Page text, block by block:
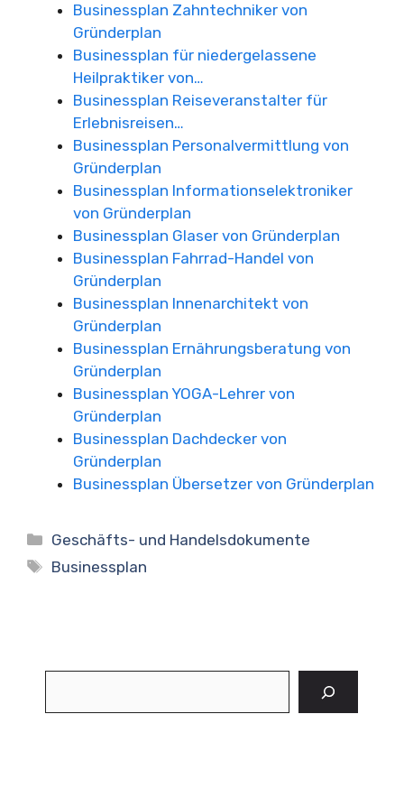
Businessplan Zahntechniker von
Gründerplan
Businessplan für niedergelassene
Heilpraktiker von…
Businessplan Reiseveranstalter für
Erlebnisreisen…
Businessplan Personalvermittlung von
Gründerplan
Businessplan Informationselektroniker
von Gründerplan
Businessplan Glaser von Gründerplan
Businessplan Fahrrad-Handel von
Gründerplan
Businessplan Innenarchitekt von
Gründerplan
Businessplan Ernährungsberatung von
Gründerplan
Businessplan YOGA-Lehrer von
Gründerplan
Businessplan Dachdecker von
Gründerplan
Businessplan Übersetzer von Gründerplan
Kategorien
Geschäfts- und Handelsdokumente
Schlagwörter
Businessplan